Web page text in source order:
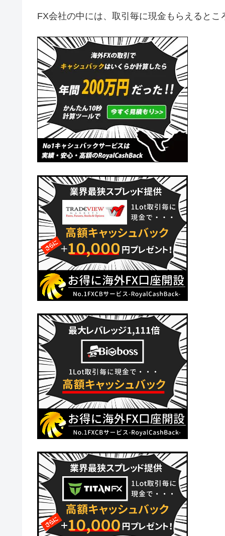
FX会社の中には、取引毎に現金もらえるとこ